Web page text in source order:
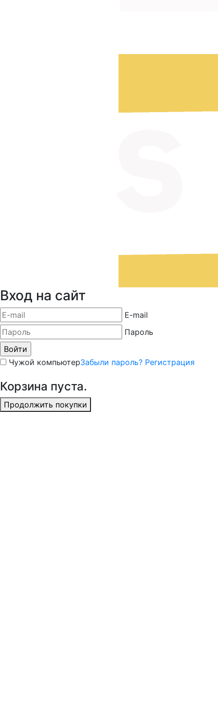
Вход на сайт
E-mail
Пароль
Чужой компьютерЗабыли пароль? Регистрация
Корзина пуста.
Продолжить покупки